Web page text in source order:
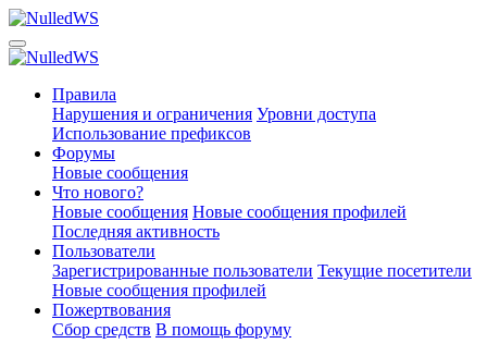
Правила
Нарушения и ограничения Уровни доступа
Использование префиксов
Форумы
Новые сообщения
Что нового?
Новые сообщения Новые сообщения профилей
Последняя активность
Пользователи
Зарегистрированные пользователи Текущие посетители
Новые сообщения профилей
Пожертвования
Сбор средств В помощь форуму